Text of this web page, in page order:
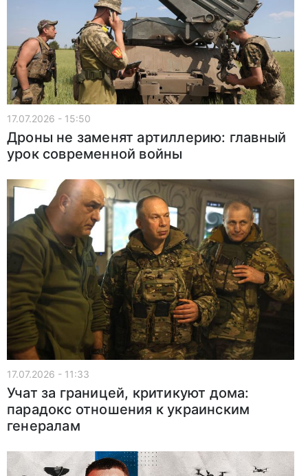
17.07.2026 - 15:50
Дроны не заменят артиллерию: главный
урок современной войны
17.07.2026 - 11:33
Учат за границей, критикуют дома:
парадокс отношения к украинским
генералам